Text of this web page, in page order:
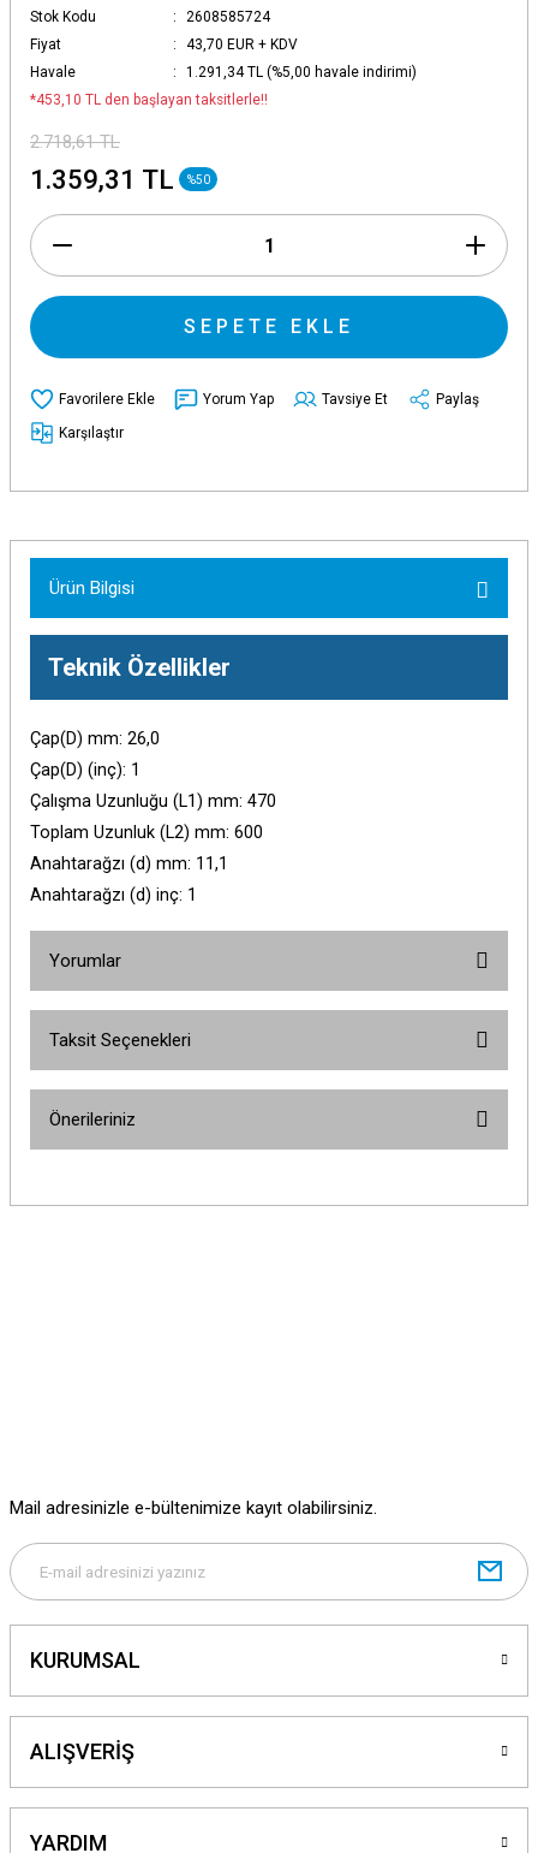
Stok Kodu
2608585724
Fiyat
43,70 EUR + KDV
Havale
1.291,34 TL (%5,00 havale indirimi)
*453,10 TL den başlayan taksitlerle!!
2.718,61 TL
1.359,31 TL %50
SEPETE EKLE
Yorum Yap Tavsiye Et
Paylaş
Karşılaştır
Ürün Bilgisi
Teknik Özellikler
Çap(D) mm: 26,0
Çap(D) (inç): 1
Çalışma Uzunluğu (L1) mm: 470
Toplam Uzunluk (L2) mm: 600
Anahtarağzı (d) mm: 11,1
Anahtarağzı (d) inç: 1
Yorumlar
Taksit Seçenekleri
Önerileriniz
yetersiz gördüğünüz noktaları öneri formunu kullanarak tarafımıza
Gönder
Mail adresinizle e-bültenimize kayıt olabilirsiniz.
KURUMSAL
ALIŞVERİŞ
YARDIM